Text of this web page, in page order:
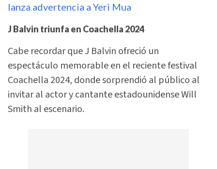
lanza advertencia a Yeri Mua
J Balvin triunfa en Coachella 2024
Cabe recordar que J Balvin ofreció un
espectáculo memorable en el reciente festival
Coachella 2024, donde sorprendió al público al
invitar al actor y cantante estadounidense Will
Smith al escenario.